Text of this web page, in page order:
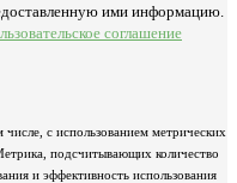
ими информацию.
соглашение
с использованием метрических
подсчитывающих количество
и эффективность использования